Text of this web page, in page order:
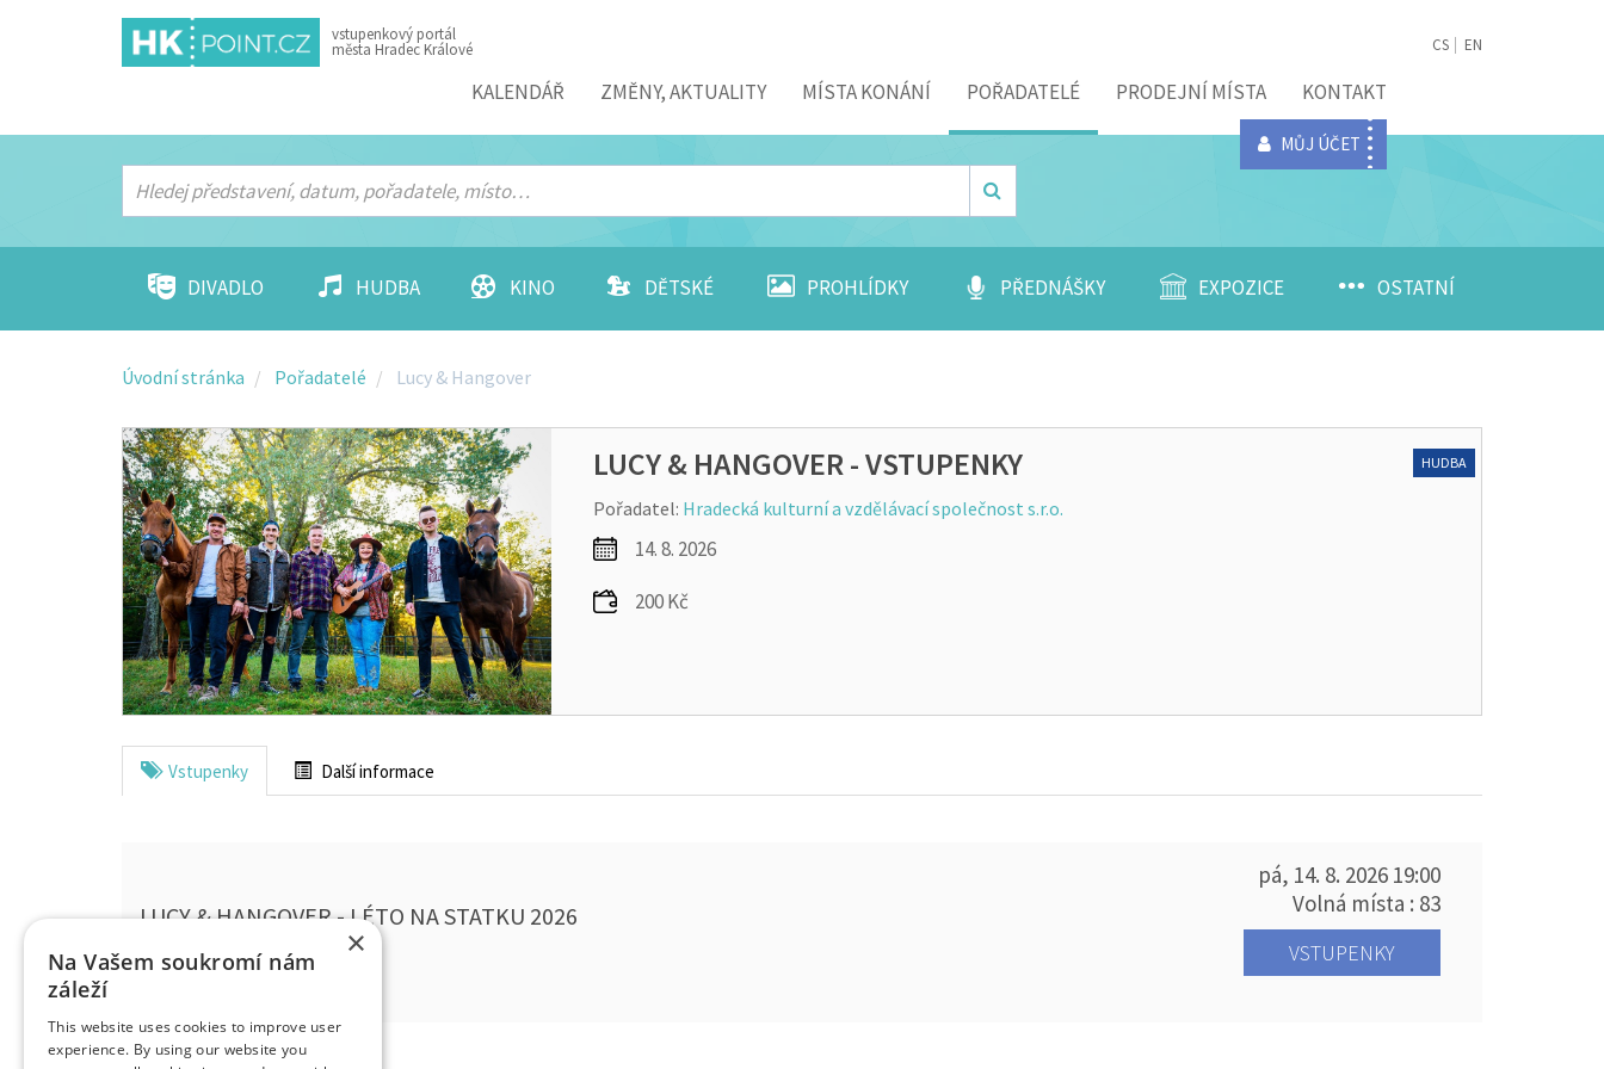
vstupenkový portál
města Hradec Králové
Menu
KALENDÁŘ ZMĚNY, AKTUALITY MÍSTA KONÁNÍ POŘADATELÉ PRODEJNÍ MÍSTA KONTAKT
MŮJ ÚČET
CS EN
DIVADLO HUDBA KINO DĚTSKÉ PROHLÍDKY PŘEDNÁŠKY EXPOZICE OSTATNÍ
Úvodní stránka Pořadatelé Lucy & Hangover
LUCY & HANGOVER - VSTUPENKY
Pořadatel: Hradecká kulturní a vzdělávací společnost s.r.o.
14. 8. 2026
200 Kč
HUDBA
Vstupenky Další informace
LUCY & HANGOVER - LÉTO NA STATKU 2026
Šrámkův statek, Hradec Králové
pá, 14. 8. 2026 19:00
Volná místa : 83
VSTUPENKY
×
Na Vašem soukromí nám
záleží
This website uses cookies to improve user
experience. By using our website you